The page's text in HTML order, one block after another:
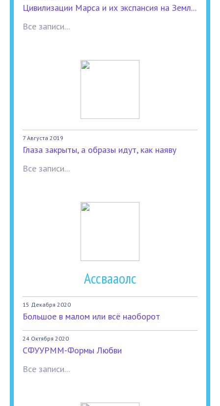
Цивилизации Марса и их экспансия на Земл...
Все записи...
7 Августа 2019
Глаза закрыты, а образы идут, как наяву
Все записи...
Ассвааолс
15 Декабря 2020
Большое в малом или всё наоборот
24 Октября 2020
СФУУРММ-Формы Любви
Все записи...